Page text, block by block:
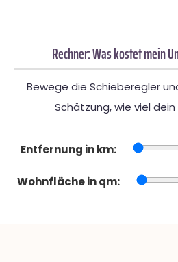
Rechner: Was kostet mein
Bewege die Schieberegler
Schätzung, wie viel
Entfernung in km:
Wohnfläche in qm: